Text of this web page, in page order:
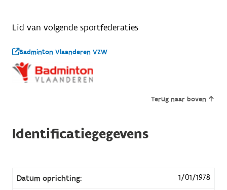
Lid van volgende sportfederaties
Badminton Vlaanderen VZW
Terug naar boven
Identificatiegegevens
Datum oprichting: 1/01/1978